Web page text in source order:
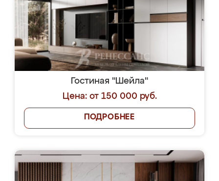
Гостиная "Шейла"
Цена: от 150 000 руб.
ПОДРОБНЕЕ